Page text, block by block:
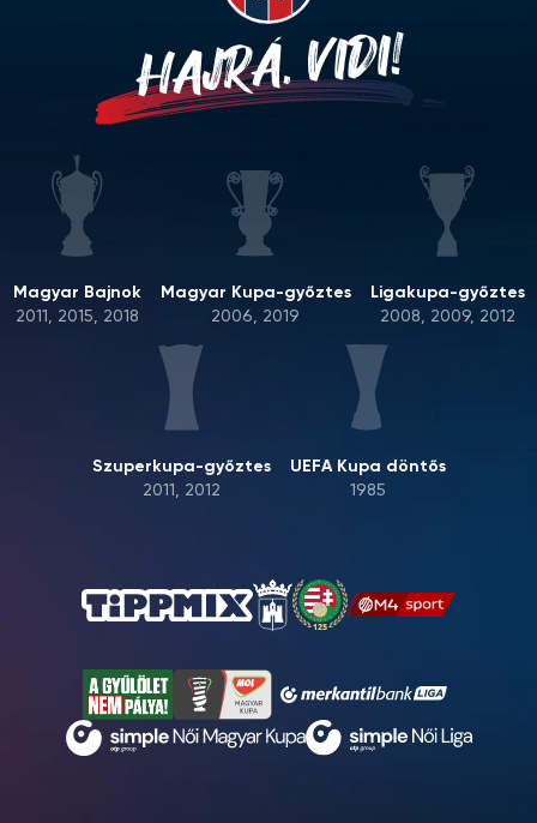
HAJRÁ, VIDI!
Magyar Bajnok
2011, 2015, 2018
Magyar Kupa-győztes
2006, 2019
Ligakupa-győztes
2008, 2009, 2012
Szuperkupa-győztes
2011, 2012
UEFA Kupa döntős
1985